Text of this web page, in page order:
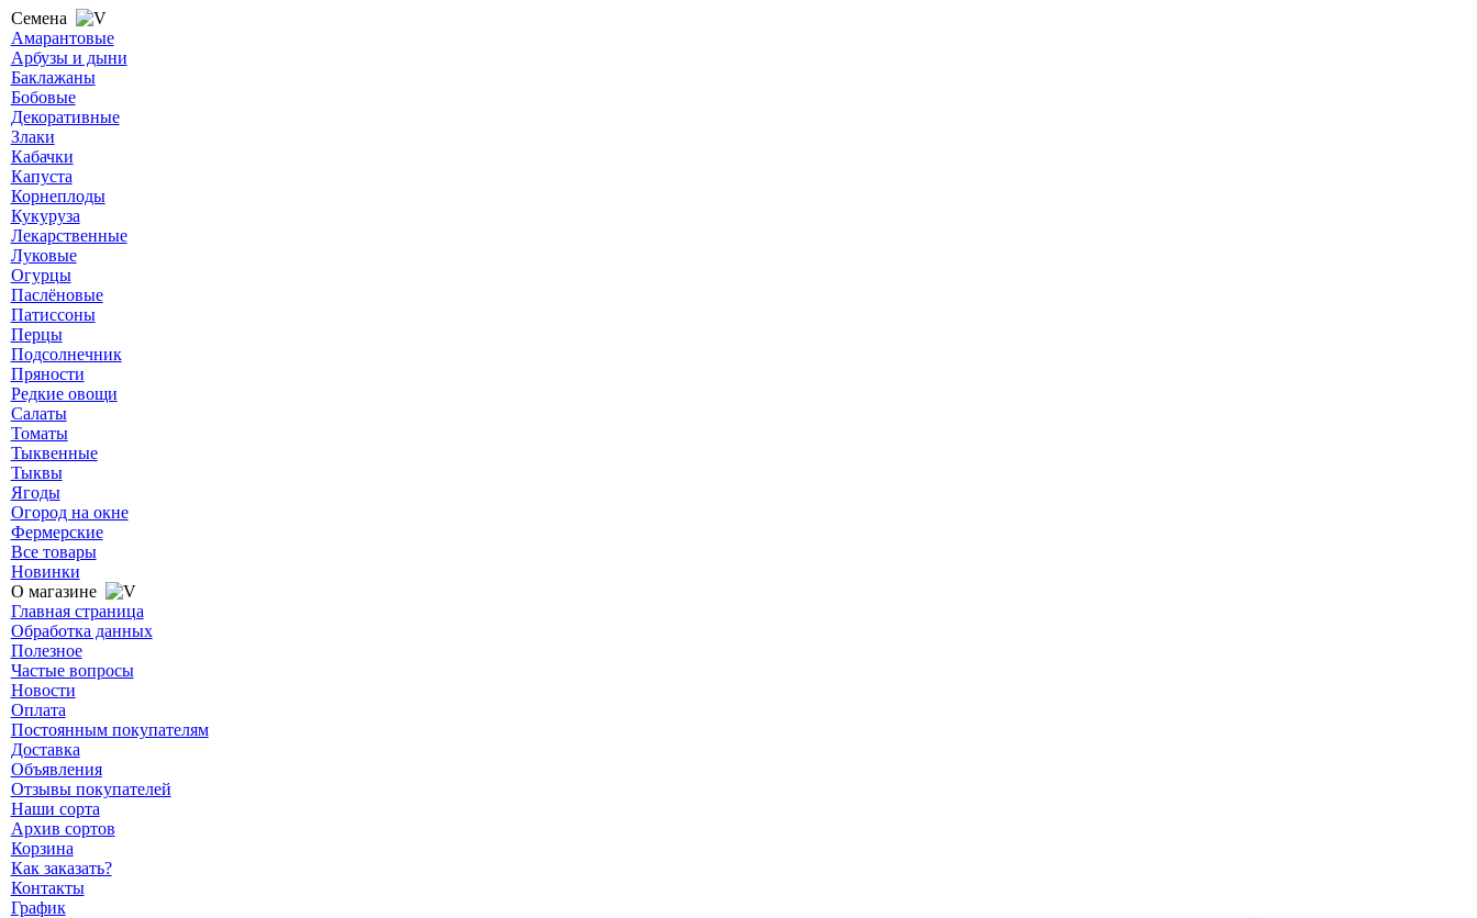
Семена
Амарантовые
Арбузы и дыни
Баклажаны
Бобовые
Декоративные
Злаки
Кабачки
Капуста
Корнеплоды
Кукуруза
Лекарственные
Луковые
Огурцы
Паслёновые
Патиссоны
Перцы
Подсолнечник
Пряности
Редкие овощи
Салаты
Томаты
Тыквенные
Тыквы
Ягоды
Огород на окне
Фермерские
Все товары
Новинки
О магазине
Главная страница
Обработка данных
Полезное
Частые вопросы
Новости
Оплата
Постоянным покупателям
Доставка
Объявления
Отзывы покупателей
Наши сорта
Архив сортов
Корзина
Как заказать?
Контакты
График